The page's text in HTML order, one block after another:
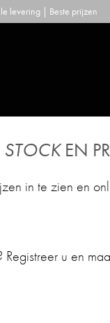
levering | Beste prijzen
STOCKEN
in te zien en
u en